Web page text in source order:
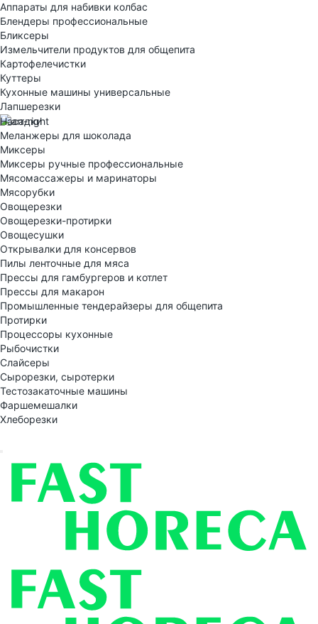
Аппараты для набивки колбас
Блендеры профессиональные
Бликсеры
Измельчители продуктов для общепита
Картофелечистки
Куттеры
Кухонные машины универсальные
Лапшерезки
Насадки
Меланжеры для шоколада
Миксеры
Миксеры ручные профессиональные
Мясомассажеры и маринаторы
Мясорубки
Овощерезки
Овощерезки-протирки
Овощесушки
Открывалки для консервов
Пилы ленточные для мяса
Прессы для гамбургеров и котлет
Прессы для макарон
Промышленные тендерайзеры для общепита
Протирки
Процессоры кухонные
Рыбочистки
Слайсеры
Сырорезки, сыротерки
Тестозакаточные машины
Фаршемешалки
Хлеборезки